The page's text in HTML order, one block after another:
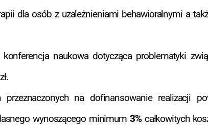
dla osób z uzależnieniami behawioralnymi a
naukowa dotycząca problematyki
przeznaczonych na dofinansowanie realizacji
wynoszącego minimum 3% całkowitych